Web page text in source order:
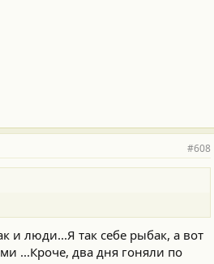
#608
и люди...Я так себе рыбак, а вот
...Кроче, два дня гоняли по